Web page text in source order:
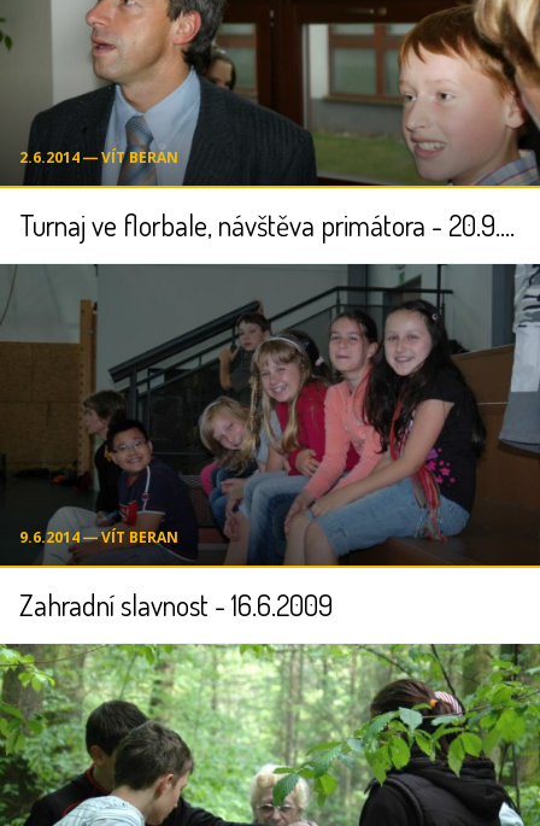
2.6.2014 ― VÍT BERAN
Turnaj ve florbale, návštěva primátora - 20.9.2008
9.6.2014 ― VÍT BERAN
Zahradní slavnost - 16.6.2009